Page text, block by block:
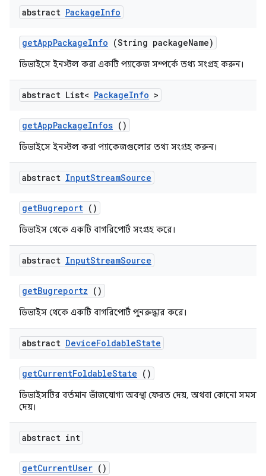
abstract PackageInfo
getAppPackageInfo (String packageName)
ডিভাইসে ইনস্টল করা একটি প্যাকেজ সম্পর্কে তথ্য সংগ্রহ করুন।
abstract List< PackageInfo >
getAppPackageInfos ()
ডিভাইসে ইনস্টল করা প্যাকেজগুলোর তথ্য সংগ্রহ করুন।
abstract InputStreamSource
getBugreport ()
ডিভাইস থেকে একটি বাগরিপোর্ট সংগ্রহ করে।
abstract InputStreamSource
getBugreportz ()
ডিভাইস থেকে একটি বাগরিপোর্ট পুনরুদ্ধার করে।
abstract DeviceFoldableState
getCurrentFoldableState ()
ডিভাইসটির বর্তমান ভাঁজযোগ্য অবস্থা ফেরত দেয়, অথবা কোনো
দেয়।
abstract int
getCurrentUser ()